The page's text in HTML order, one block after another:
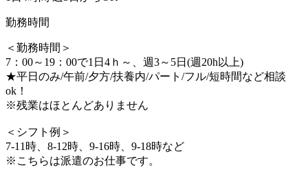
勤務時間
＜勤務時間＞
7：00～19：00で1日4ｈ～、週3～5日(週20h以上)
★平日のみ/午前/夕方/扶養内/パート/フル/短時間など相談
ok！
※残業はほとんどありません
＜シフト例＞
7-11時、8-12時、9-16時、9-18時など
※こちらは派遣のお仕事です。